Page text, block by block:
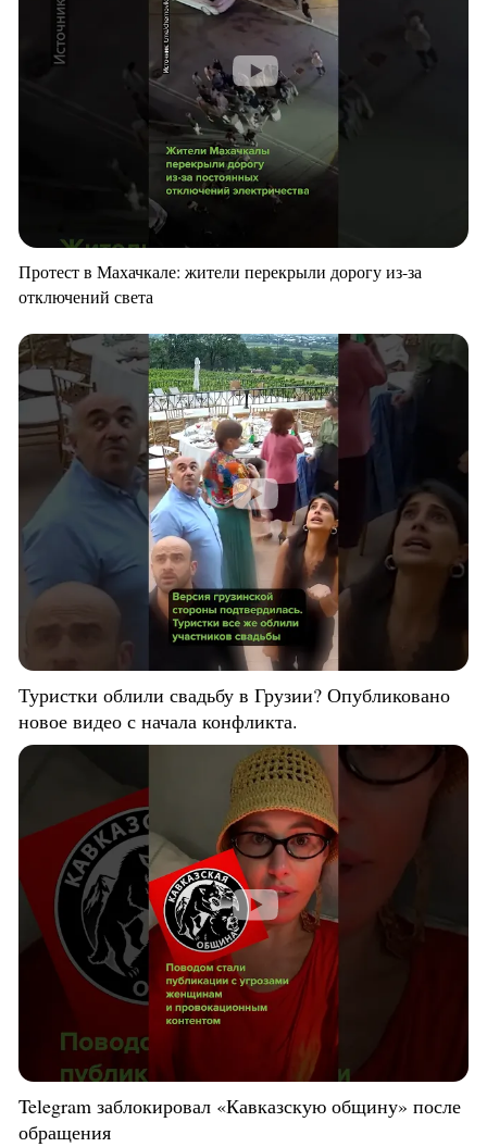
Протест в Махачкале: жители перекрыли дорогу из-за
отключений света
Туристки облили свадьбу в Грузии? Опубликовано
новое видео с начала конфликта.
Telegram заблокировал «Кавказскую общину» после
обращения